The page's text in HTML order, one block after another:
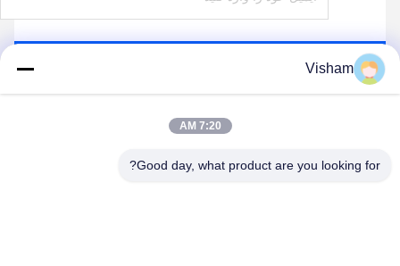
Visham
7:20 AM
Good day, what product are you looking for?